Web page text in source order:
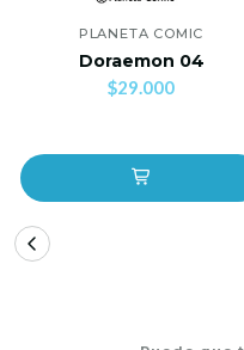
PLANETA COMIC
Doraemon 04
$29.000